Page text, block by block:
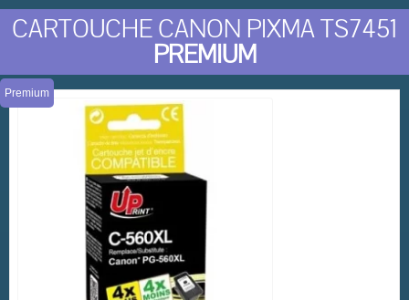
CARTOUCHE CANON PIXMA TS7451
PREMIUM
Premium